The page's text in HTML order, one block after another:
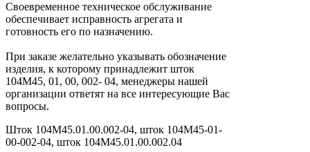
Своевременное техническое обслуживание
обеспечивает исправность агрегата и
готовность его по назначению.
При заказе желательно указывать обозначение
изделия, к которому принадлежит шток
104М45, 01, 00, 002- 04, менеджеры нашей
организации ответят на все интересующие Вас
вопросы.
Шток 104М45.01.00.002-04, шток 104М45-01-
00-002-04, шток 104М45.01.00.002.04